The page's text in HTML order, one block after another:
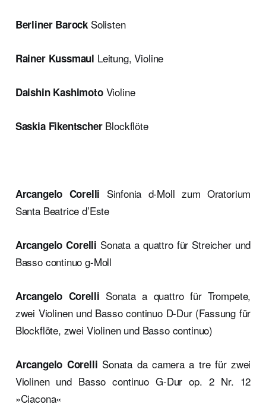
Berliner Barock Solisten
Rainer Kussmaul Leitung, Violine
Daishin KashimotoVioline
Saskia FikentscherBlockflöte
Arcangelo Corelli Sinfonia d-Moll zum Oratorium
Santa Beatrice d’Este
Arcangelo Corelli Sonata a quattro für Streicher und
Basso continuo g-Moll
Arcangelo Corelli Sonata a quattro für Trompete,
zwei Violinen und Basso continuo D-Dur (Fassung für
Blockflöte, zwei Violinen und Basso continuo)
Arcangelo Corelli Sonata da camera a tre für zwei
Violinen und Basso continuo G-Dur op. 2 Nr. 12
»Ciacona«